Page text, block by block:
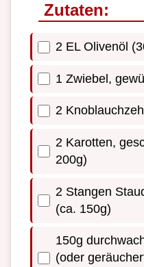
Zutaten:
2 EL Olivenöl
1 Zwiebel,
2
2 Karotten,
200g)
2 Stangen
(ca. 150g)
150g
(oder